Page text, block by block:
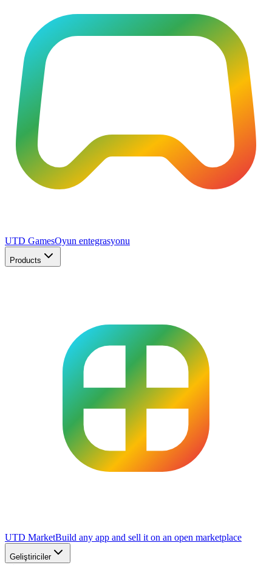
UTD GamesOyun entegrasyonu
Products
UTD MarketBuild any app and sell it on an open marketplace
Geliştiriciler